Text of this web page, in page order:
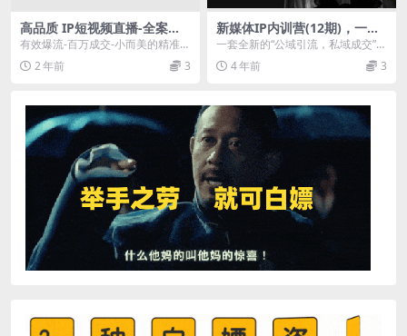
高品质 IP短视频直播-全案课
程，有效爆流-百万成交-小而
美的精准自媒体赛道
有效爆流-百万成交-小而美的精准自
媒体赛道 ★ IP策划与运营 短视频
爆流与涨粉...
2 年前 3
新媒体IP内训营(12期)，一套
全新的“公域引流，私域成交”I
P打法，直接带走
一套全新的“公域引流，私域成交”IP
打法，直接带走，3大导师联手教
学，带你实操，...
4 年前 3